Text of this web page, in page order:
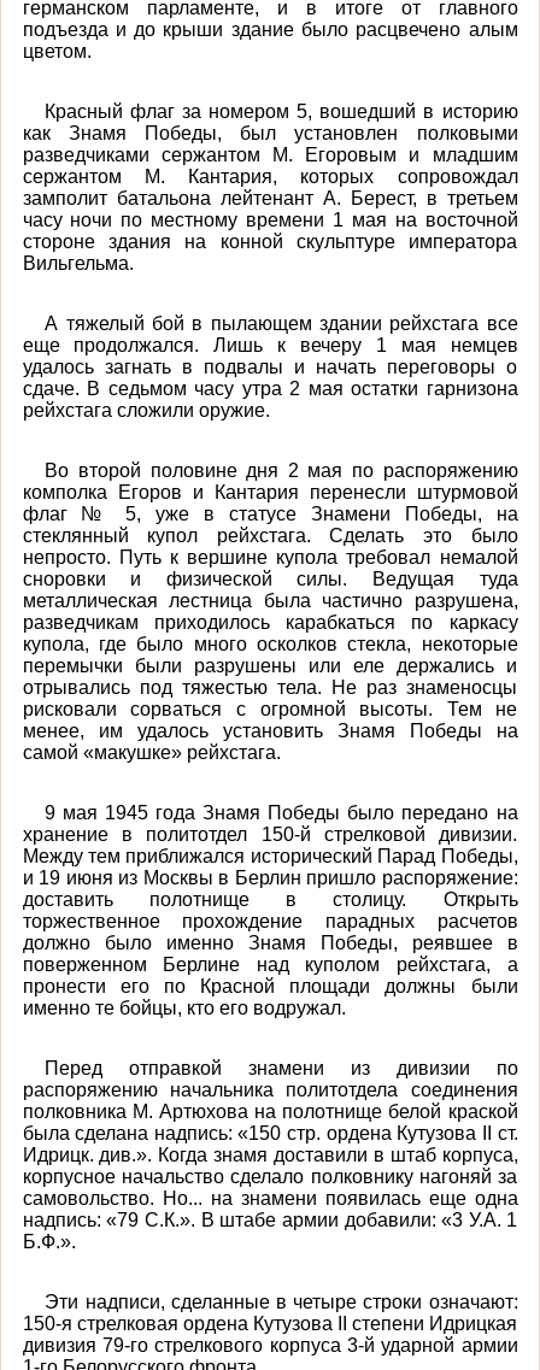
германском парламенте, и в итоге от главного
подъезда и до крыши здание было расцвечено алым
цветом.
Красный флаг за номером 5, вошедший в историю
как Знамя Победы, был установлен полковыми
разведчиками сержантом М. Егоровым и младшим
сержантом М. Кантария, которых сопровождал
замполит батальона лейтенант А. Берест, в третьем
часу ночи по местному времени 1 мая на восточной
стороне здания на конной скульптуре императора
Вильгельма.
А тяжелый бой в пылающем здании рейхстага все
еще продолжался. Лишь к вечеру 1 мая немцев
удалось загнать в подвалы и начать переговоры о
сдаче. В седьмом часу утра 2 мая остатки гарнизона
рейхстага сложили оружие.
Во второй половине дня 2 мая по распоряжению
комполка Егоров и Кантария перенесли штурмовой
флаг № 5, уже в статусе Знамени Победы, на
стеклянный купол рейхстага. Сделать это было
непросто. Путь к вершине купола требовал немалой
сноровки и физической силы. Ведущая туда
металлическая лестница была частично разрушена,
разведчикам приходилось карабкаться по каркасу
купола, где было много осколков стекла, некоторые
перемычки были разрушены или еле держались и
отрывались под тяжестью тела. Не раз знаменосцы
рисковали сорваться с огромной высоты. Тем не
менее, им удалось установить Знамя Победы на
самой «макушке» рейхстага.
9 мая 1945 года Знамя Победы было передано на
хранение в политотдел 150-й стрелковой дивизии.
Между тем приближался исторический Парад Победы,
и 19 июня из Москвы в Берлин пришло распоряжение:
доставить полотнище в столицу. Открыть
торжественное прохождение парадных расчетов
должно было именно Знамя Победы, реявшее в
поверженном Берлине над куполом рейхстага, а
пронести его по Красной площади должны были
именно те бойцы, кто его водружал.
Перед отправкой знамени из дивизии по
распоряжению начальника политотдела соединения
полковника М. Артюхова на полотнище белой краской
была сделана надпись: «150 стр. ордена Кутузова II ст.
Идрицк. див.». Когда знамя доставили в штаб корпуса,
корпусное начальство сделало полковнику нагоняй за
самовольство. Но... на знамени появилась еще одна
надпись: «79 С.К.». В штабе армии добавили: «3 У.А. 1
Б.Ф.».
Эти надписи, сделанные в четыре строки означают:
150-я стрелковая ордена Кутузова II степени Идрицкая
дивизия 79-го стрелкового корпуса 3-й ударной армии